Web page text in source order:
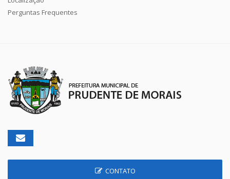
Perguntas Frequentes
CONTATO